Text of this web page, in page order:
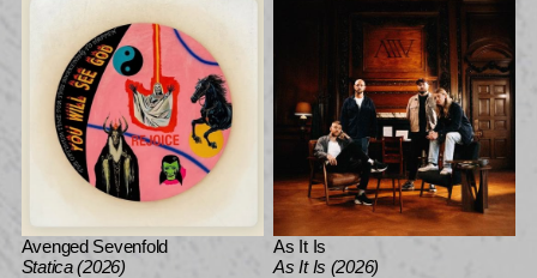
Avenged Sevenfold
Statica (2026)
As It Is
As It Is (2026)